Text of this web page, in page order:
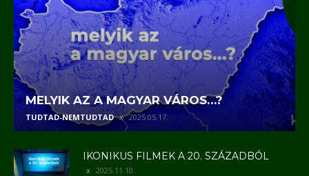
MELYIK AZ A MAGYAR VÁROS…?
TUDTAD-NEMTUDTAD 2025.05.17.
IKONIKUS FILMEK A 20. SZÁZADBÓL
2025.11.10.